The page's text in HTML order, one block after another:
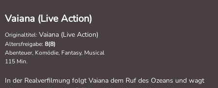
Vaiana (Live Action)
Originaltitel: Vaiana (Live Action)
Altersfreigabe: 8(8)
Abenteuer, Komödie, Fantasy, Musical
115 Min.
In der Realverfilmung folgt Vaiana dem Ruf des Ozeans und wagt